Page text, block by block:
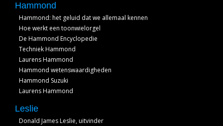
Hammond
Hammond: het geluid dat we allemaal kennen
Hoe werkt een toonwielorgel
De Hammond Encyclopedie
Techniek Hammond
Laurens Hammond
Hammond wetenswaardigheden
Hammond Suzuki
Laurens Hammond
Leslie
Donald James Leslie, uitvinder